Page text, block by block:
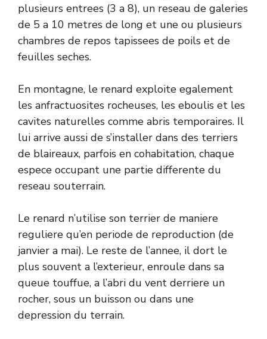
plusieurs entrees (3 a 8), un reseau de galeries
de 5 a 10 metres de long et une ou plusieurs
chambres de repos tapissees de poils et de
feuilles seches.
En montagne, le renard exploite egalement
les anfractuosites rocheuses, les eboulis et les
cavites naturelles comme abris temporaires. Il
lui arrive aussi de s’installer dans des terriers
de blaireaux, parfois en cohabitation, chaque
espece occupant une partie differente du
reseau souterrain.
Le renard n’utilise son terrier de maniere
reguliere qu’en periode de reproduction (de
janvier a mai). Le reste de l’annee, il dort le
plus souvent a l’exterieur, enroule dans sa
queue touffue, a l’abri du vent derriere un
rocher, sous un buisson ou dans une
depression du terrain.